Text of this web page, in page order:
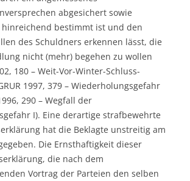
abgesichert sowie
bestimmt ist und den
des Schuldners erkennen lässt, die
nicht (mehr) begehen zu wollen
180 – Weit-Vor-Winter-Schluss-
1997, 379 – Wiederholungsgefahr
290 – Wegfall der
I). Eine derartige strafbewehrte
hat die Beklagte unstreitig am
Die Ernsthaftigkeit dieser
die nach dem
Vortrag der Parteien den selben